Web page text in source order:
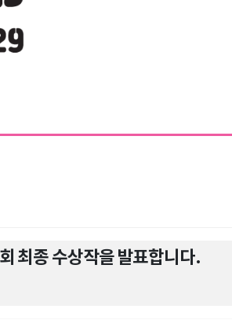
최종 수상작을 발표합니다.